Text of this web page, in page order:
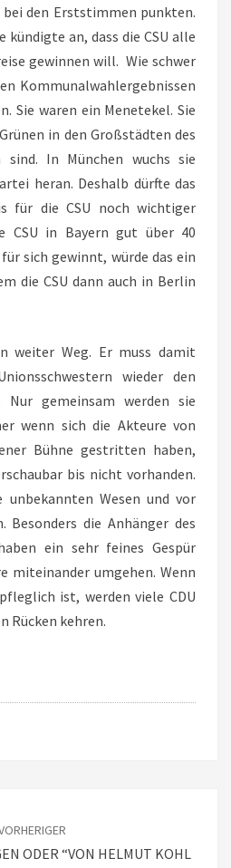
den Erststimmen punkten.
an, dass die CSU alle
gewinnen will. Wie schwer
Kommunalwahlergebnissen
Sie waren ein Menetekel. Sie
in den Großstädten des
sind. In München wuchs sie
heran. Deshalb dürfte das
für die CSU noch wichtiger
CSU in Bayern gut über 40
sich gewinnt, würde das ein
die CSU dann auch in Berlin
weiter Weg. Er muss damit
wieder den
Nur gemeinsam werden sie
wenn sich die Akteure von
Bühne gestritten haben,
bis nicht vorhanden.
unbekannten Wesen und vor
Besonders die Anhänger des
ein sehr feines Gespür
miteinander umgehen. Wenn
ist, werden viele CDU
Rücken kehren.
ODER “VON HELMUT KOHL